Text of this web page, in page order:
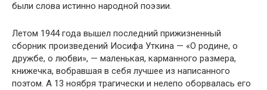
были слова истинно народной поэзии.
Летом 1944 года вышел последний прижизненный
сборник произведений Иосифа Уткина — «О родине, о
дружбе, о любви», — маленькая, карманного размера,
книжечка, вобравшая в себя лучшее из написанного
поэтом. А 13 ноября трагически и нелепо оборвалась его